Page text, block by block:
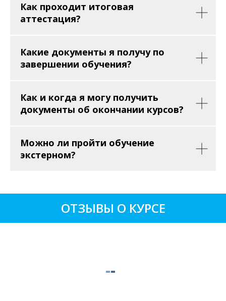
Как проходит итоговая
аттестация?
Какие документы я получу по
завершении обучения?
Как и когда я могу получить
документы об окончании курсов?
Можно ли пройти обучение
экстерном?
ОТЗЫВЫ О КУРСЕ